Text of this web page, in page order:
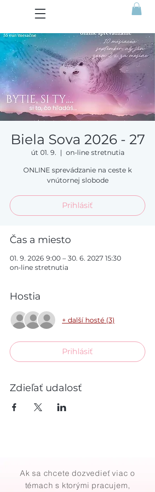
Biela Sova 2026 - 27
út 01. 9.
  |
on-line stretnutia
ONLINE sprevádzanie na ceste k
vnútornej slobode
Prihlásiť
Čas a miesto
01. 9. 2026 9:00 – 30. 6. 2027 15:30
on-line stretnutia
Hostia
+ další hosté (3)
Prihlásiť
Zdieľať udalosť
Ak sa chcete dozvedieť viac o
témach s ktorými pracujem,